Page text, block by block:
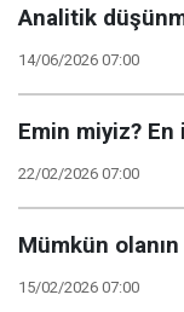
Analitik
14/06/2026 07:00
Emin miyiz?
22/02/2026 07:00
Mümkün olanın
15/02/2026 07:00